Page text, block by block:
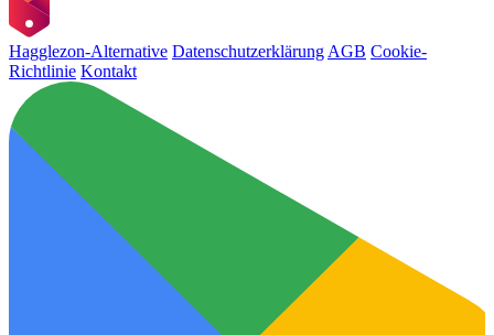
Hagglezon-Alternative Datenschutzerklärung AGB Cookie-
Richtlinie Kontakt